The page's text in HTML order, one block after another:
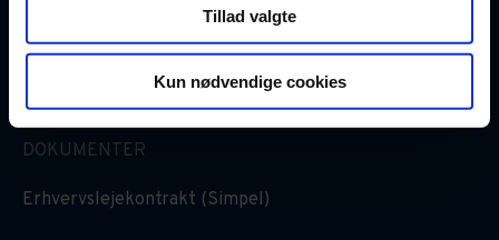
Tillad valgte
Kun nødvendige cookies
DOKUMENTER
Erhvervslejekontrakt (Simpel)